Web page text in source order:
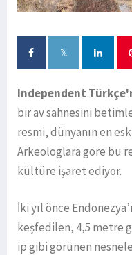
Independent
bir av sahnesini
resmi, dünyanın en
Arkeologlara göre bu
kültüre işaret ediyor.
İki yıl önce
keşfedilen, 4,5 metre
ip gibi görünen